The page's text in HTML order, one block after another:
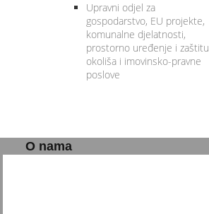
Upravni odjel za
gospodarstvo, EU projekte,
komunalne djelatnosti,
prostorno uređenje i zaštitu
okoliša i imovinsko-pravne
poslove
O nama